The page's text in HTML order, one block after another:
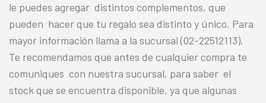
le puedes agregar distintos complementos, que
pueden hacer que tu regalo sea distinto y único. Para
mayor información llama a la sucursal (02-22512113).
Te recomendamos que antes de cualquier compra te
comuniques con nuestra sucursal, para saber el
stock que se encuentra disponible, ya que algunas